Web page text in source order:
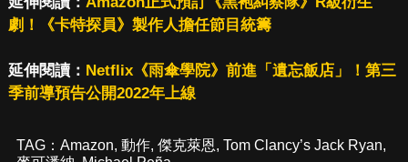
劇！《卡特探員》製作人擔任節目統籌
延伸閱讀： Netflix《雨傘學院》前進「遺忘飯店」！第三
季前導預告公開2022年上線
TAG： Amazon, 動作, 傑克萊恩, Tom Clancy’s Jack Ryan,